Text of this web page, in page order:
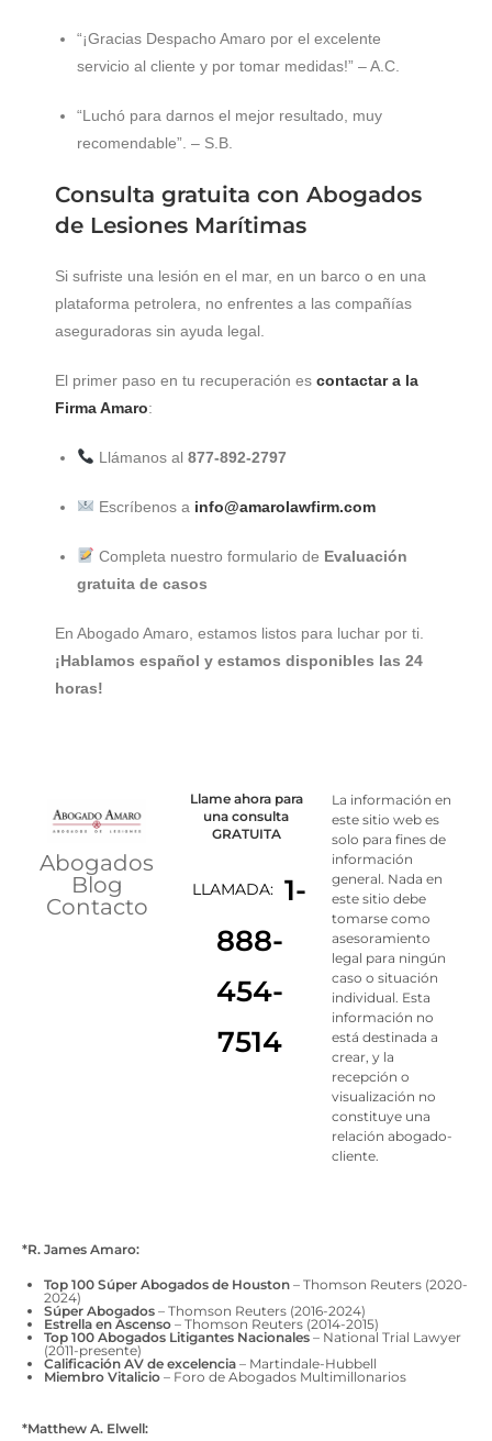
“¡Gracias Despacho Amaro por el excelente
servicio al cliente y por tomar medidas!” – A.C.
“Luchó para darnos el mejor resultado, muy
recomendable”. – S.B.
Consulta gratuita con Abogados
de Lesiones Marítimas
Si sufriste una lesión en el mar, en un barco o en una
plataforma petrolera, no enfrentes a las compañías
aseguradoras sin ayuda legal.
El primer paso en tu recuperación es contactar a la
Firma Amaro:
Llámanos al 877-892-2797
Escríbenos a info@amarolawfirm.com
Completa nuestro formulario de Evaluación
gratuita de casos
En Abogado Amaro, estamos listos para luchar por ti.
¡Hablamos español y estamos disponibles las 24
horas!
Abogados
Blog
Contacto
Llame ahora para
una consulta
GRATUITA
LLAMADA: 1-
888-
454-
7514
La información en
este sitio web es
solo para fines de
información
general. Nada en
este sitio debe
tomarse como
asesoramiento
legal para ningún
caso o situación
individual. Esta
información no
está destinada a
crear, y la
recepción o
visualización no
constituye una
relación abogado-
cliente.
*R. James Amaro:
Top 100 Súper Abogados de Houston – Thomson Reuters (2020-
2024)
Súper Abogados – Thomson Reuters (2016-2024)
Estrella en Ascenso – Thomson Reuters (2014-2015)
Top 100 Abogados Litigantes Nacionales – National Trial Lawyer
(2011-presente)
Calificación AV de excelencia – Martindale-Hubbell
Miembro Vitalicio – Foro de Abogados Multimillonarios
*Matthew A. Elwell: